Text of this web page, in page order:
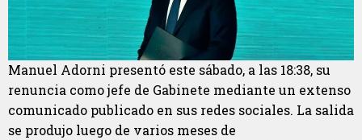
Manuel Adorni presentó este sábado, a las 18:38, su
renuncia como jefe de Gabinete mediante un extenso
comunicado publicado en sus redes sociales. La salida
se produjo luego de varios meses de